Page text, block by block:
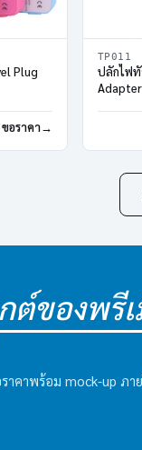
Plug
ขอราคา
TP011
ปลั๊กไฟทั่
Adapter
กต์ของพรี
าคาพร้อม mock-up ภา